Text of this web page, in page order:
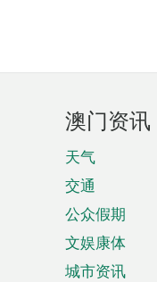
澳门资讯
天气
交通
公众假期
文娱康体
城市资讯